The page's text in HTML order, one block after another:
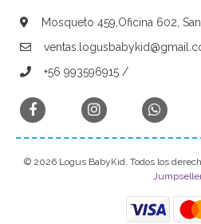
Mosqueto 459,Oficina 602,
+56 993596915 /
© 2026 Logus BabyKid. Todos los
Jumpseller